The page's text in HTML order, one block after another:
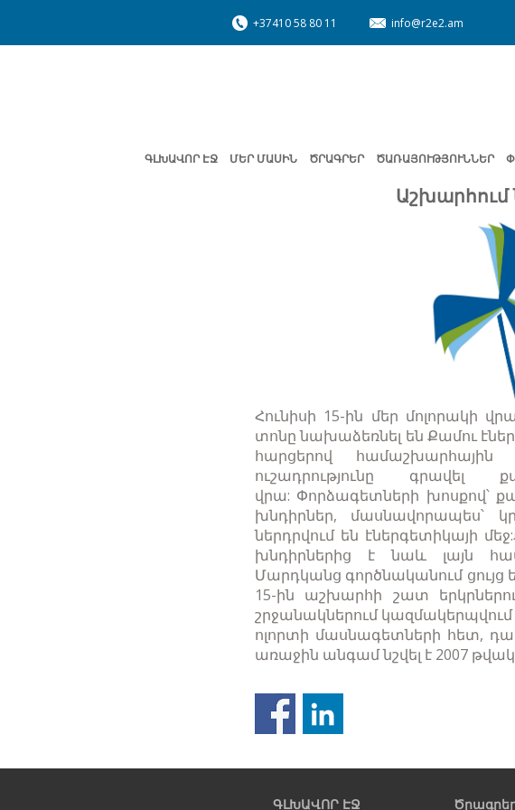
+37410 58 80 11 info@r2e2.am
ԳԼԽԱՎՈՐ ԷՋ ՄԵՐ ՄԱՍԻՆ ԾՐԱԳՐԵՐ ԾԱՌԱՅՈՒԹՅՈՒՆՆԵՐ
Աշխարհում
Հունիսի 15-ին մեր մոլորակի
տոնը նախաձեռնել են Քամու
հարցերով
ուշադրությունը գրավել
վրա: Փորձագետների խոսքով՝
խնդիրներ, մասնավորապես՝
ներդրվում են էներգետիկայի
խնդիրներից է նաև լայն
Մարդկանց գործնականում ցույց
15-ին աշխարհի շատ
շրջանակներում
ոլորտի մասնագետների հետ,
առաջին անգամ նշվել է 2007
Նախորդ
ԳԼԽԱՎՈՐ ԷՋ